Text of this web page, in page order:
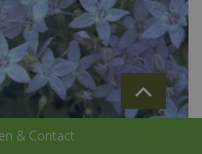
& Contact